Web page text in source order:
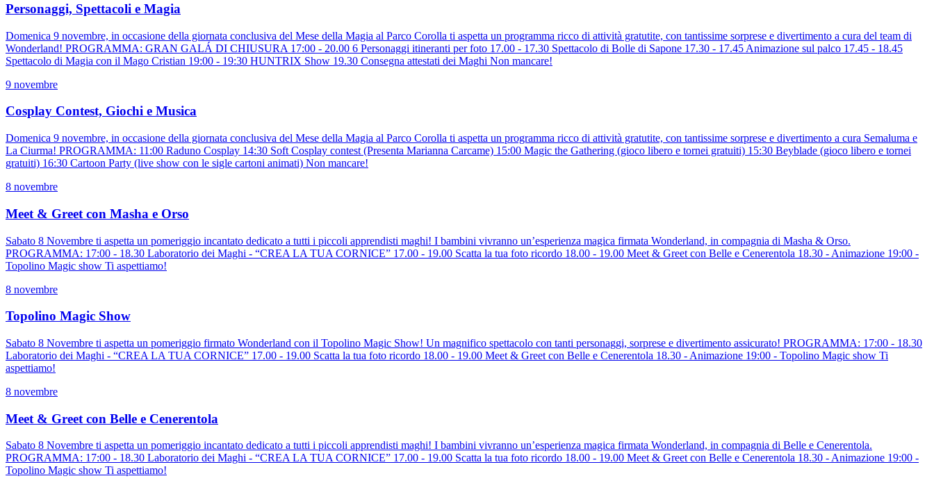
Personaggi, Spettacoli e Magia
Domenica 9 novembre, in occasione della giornata conclusiva del Mese della Magia al Parco Corolla ti aspetta un programma ricco di attività gratutite, con tantissime sorprese e divertimento a cura del team di
Wonderland! PROGRAMMA: GRAN GALÁ DI CHIUSURA 17:00 - 20.00 6 Personaggi itineranti per foto 17.00 - 17.30 Spettacolo di Bolle di Sapone 17.30 - 17.45 Animazione sul palco 17.45 - 18.45
Spettacolo di Magia con il Mago Cristian 19:00 - 19:30 HUNTRIX Show 19.30 Consegna attestati dei Maghi Non mancare!
9 novembre
Cosplay Contest, Giochi e Musica
Domenica 9 novembre, in occasione della giornata conclusiva del Mese della Magia al Parco Corolla ti aspetta un programma ricco di attività gratutite, con tantissime sorprese e divertimento a cura Semaluma e
La Ciurma! PROGRAMMA: 11:00 Raduno Cosplay 14:30 Soft Cosplay contest (Presenta Marianna Carcame) 15:00 Magic the Gathering (gioco libero e tornei gratuiti) 15:30 Beyblade (gioco libero e tornei
gratuiti) 16:30 Cartoon Party (live show con le sigle cartoni animati) Non mancare!
8 novembre
Meet & Greet con Masha e Orso
Sabato 8 Novembre ti aspetta un pomeriggio incantato dedicato a tutti i piccoli apprendisti maghi! I bambini vivranno un’esperienza magica firmata Wonderland, in compagnia di Masha & Orso.
PROGRAMMA: 17:00 - 18.30 Laboratorio dei Maghi - “CREA LA TUA CORNICE” 17.00 - 19.00 Scatta la tua foto ricordo 18.00 - 19.00 Meet & Greet con Belle e Cenerentola 18.30 - Animazione 19:00 -
Topolino Magic show Ti aspettiamo!
8 novembre
Topolino Magic Show
Sabato 8 Novembre ti aspetta un pomeriggio firmato Wonderland con il Topolino Magic Show! Un magnifico spettacolo con tanti personaggi, sorprese e divertimento assicurato! PROGRAMMA: 17:00 - 18.30
Laboratorio dei Maghi - “CREA LA TUA CORNICE” 17.00 - 19.00 Scatta la tua foto ricordo 18.00 - 19.00 Meet & Greet con Belle e Cenerentola 18.30 - Animazione 19:00 - Topolino Magic show Ti
aspettiamo!
8 novembre
Meet & Greet con Belle e Cenerentola
Sabato 8 Novembre ti aspetta un pomeriggio incantato dedicato a tutti i piccoli apprendisti maghi! I bambini vivranno un’esperienza magica firmata Wonderland, in compagnia di Belle e Cenerentola.
PROGRAMMA: 17:00 - 18.30 Laboratorio dei Maghi - “CREA LA TUA CORNICE” 17.00 - 19.00 Scatta la tua foto ricordo 18.00 - 19.00 Meet & Greet con Belle e Cenerentola 18.30 - Animazione 19:00 -
Topolino Magic show Ti aspettiamo!